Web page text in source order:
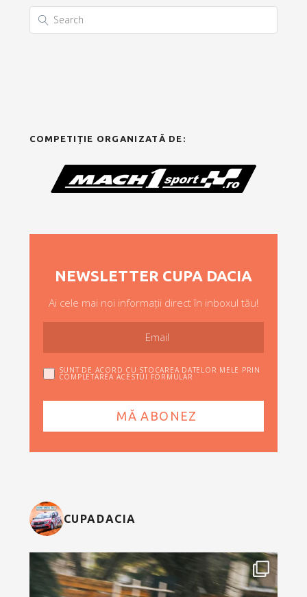
COMPETIȚIE ORGANIZATĂ DE:
NEWSLETTER CUPA DACIA
Ai cele mai noi informații direct în inboxul tău!
SUNT DE ACORD CU STOCAREA DATELOR MELE PRIN
COMPLETAREA ACESTUI FORMULAR
CUPADACIA